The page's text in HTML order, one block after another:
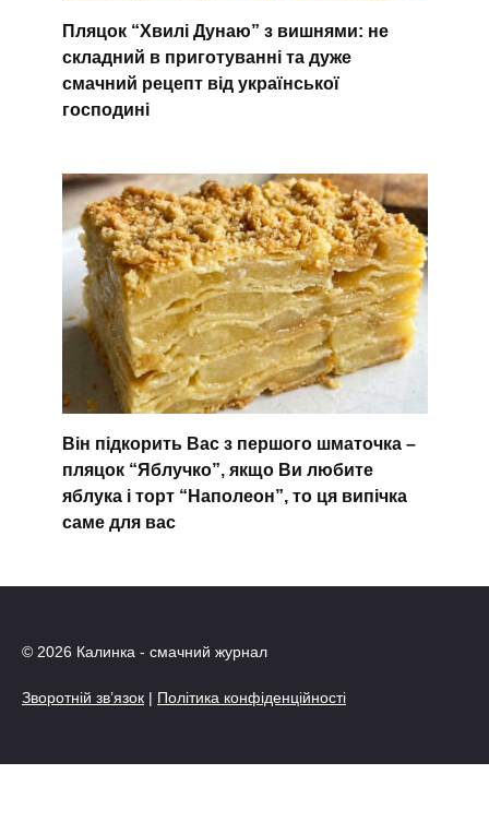
Пляцок “Хвилі Дунаю” з вишнями: не
складний в приготуванні та дуже
смачний рецепт від української
господині
Він підкорить Вас з першого шматочка –
пляцок “Яблучко”, якщо Ви любите
яблука і торт “Наполеон”, то ця випічка
саме для вас
© 2026 Калинка - смачний журнал
Зворотній зв’язок | Політика конфіденційності